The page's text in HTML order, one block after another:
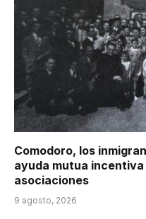
Comodoro, los
ayuda mutua
asociaciones
9 agosto, 2026